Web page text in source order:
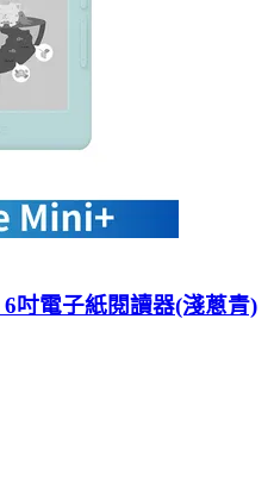
吋電子紙閱讀器(淺蔥青)